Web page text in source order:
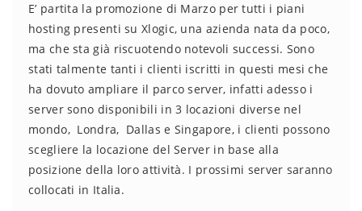
E’ partita la promozione di Marzo per tutti i piani
hosting presenti su Xlogic, una azienda nata da poco,
ma che sta già riscuotendo notevoli successi. Sono
stati talmente tanti i clienti iscritti in questi mesi che
ha dovuto ampliare il parco server, infatti adesso i
server sono disponibili in 3 locazioni diverse nel
mondo, Londra, Dallas e Singapore, i clienti possono
scegliere la locazione del Server in base alla
posizione della loro attività. I prossimi server saranno
collocati in Italia.